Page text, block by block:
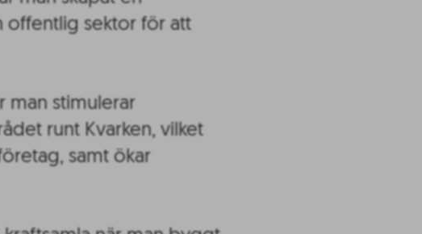
offentlig sektor för att
man stimulerar
runt Kvarken, vilket
samt ökar